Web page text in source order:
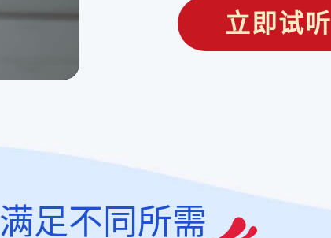
立即试听
满足不同所需